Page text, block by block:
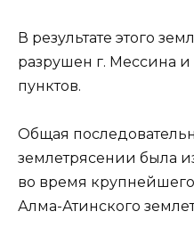
В результате этого
разрушен г. Мессина
пунктов.
Общая
землетрясении была
во время
Алма-Атинского